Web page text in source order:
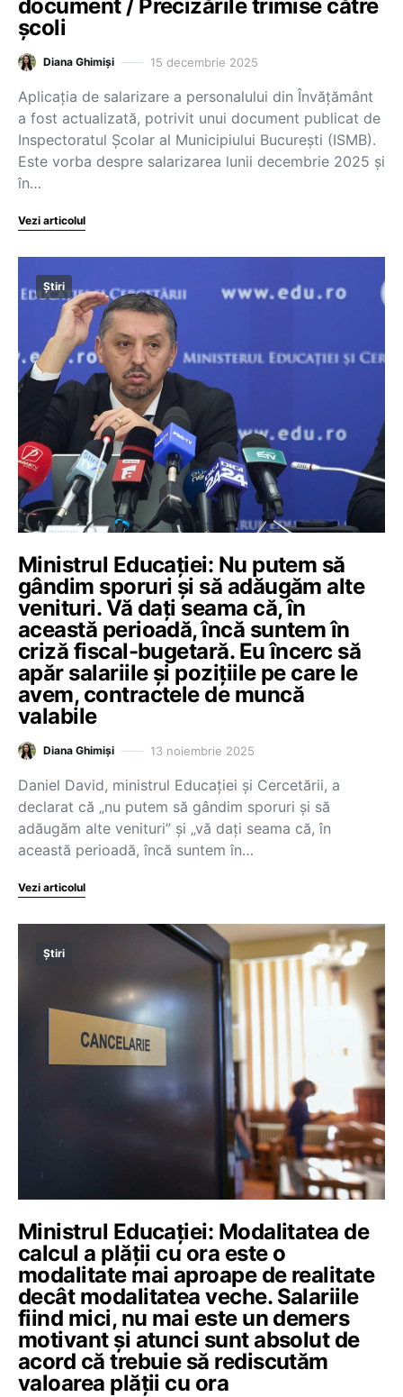
document / Precizările trimise către
școli
Diana Ghimiși 15 decembrie 2025
Aplicația de salarizare a personalului din Învățământ
a fost actualizată, potrivit unui document publicat de
Inspectoratul Școlar al Municipiului București (ISMB).
Este vorba despre salarizarea lunii decembrie 2025 și
în…
Vezi articolul
Știri
Ministrul Educației: Nu putem să
gândim sporuri și să adăugăm alte
venituri. Vă dați seama că, în
această perioadă, încă suntem în
criză fiscal-bugetară. Eu încerc să
apăr salariile și pozițiile pe care le
avem, contractele de muncă
valabile
Diana Ghimiși 13 noiembrie 2025
Daniel David, ministrul Educației și Cercetării, a
declarat că „nu putem să gândim sporuri și să
adăugăm alte venituri” și „vă dați seama că, în
această perioadă, încă suntem în…
Vezi articolul
Știri
Ministrul Educației: Modalitatea de
calcul a plății cu ora este o
modalitate mai aproape de realitate
decât modalitatea veche. Salariile
fiind mici, nu mai este un demers
motivant și atunci sunt absolut de
acord că trebuie să rediscutăm
valoarea plății cu ora